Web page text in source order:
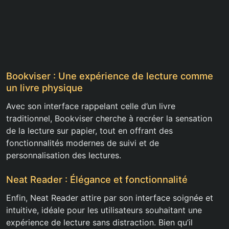
Bookviser : Une expérience de lecture comme
un livre physique
Avec son interface rappelant celle d’un livre
traditionnel, Bookviser cherche à recréer la sensation
de la lecture sur papier, tout en offrant des
fonctionnalités modernes de suivi et de
personnalisation des lectures.
Neat Reader : Élégance et fonctionnalité
Enfin, Neat Reader attire par son interface soignée et
intuitive, idéale pour les utilisateurs souhaitant une
expérience de lecture sans distraction. Bien qu’il